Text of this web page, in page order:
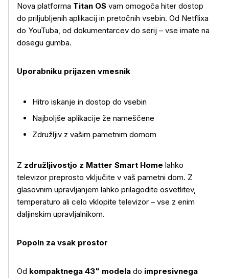
Nova platforma Titan OS vam omogoča hiter dostop
do priljubljenih aplikacij in pretočnih vsebin. Od Netflixa
do YouTuba, od dokumentarcev do serij – vse imate na
dosegu gumba.
Uporabniku prijazen vmesnik
Hitro iskanje in dostop do vsebin
Najboljše aplikacije že nameščene
Združljiv z vašim pametnim domom
Z združljivostjo z Matter Smart Home lahko
televizor preprosto vključite v vaš pametni dom. Z
glasovnim upravljanjem lahko prilagodite osvetlitev,
temperaturo ali celo vklopite televizor – vse z enim
daljinskim upravljalnikom.
Popoln za vsak prostor
Od kompaktnega 43" modela do impresivnega